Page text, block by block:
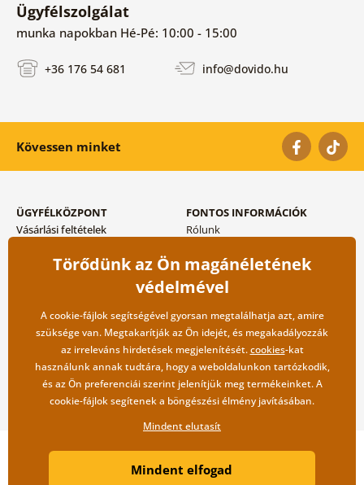
Ügyfélszolgálat
munka napokban Hé-Pé: 10:00 - 15:00
+36 176 54 681 info@dovido.hu
Kövessen minket
ÜGYFÉLKÖZPONT
Vásárlási feltételek
Szállítási és fizetési módok
FONTOS INFORMÁCIÓK
Rólunk
Blog
Kapcsolat
Nagykereskedelmi
együttműködés
Copyright ©2019 © Dovido.hu.
Litvanyi.sk| A webáruházat készítette
Törődünk az Ön magánéletének
védelmével
A cookie-fájlok segítségével gyorsan megtalálhatja azt, amire
szüksége van. Megtakarítják az Ön idejét, és megakadályozzák
az irreleváns hirdetések megjelenítését.cookies-kat
használunk annak tudtára, hogy a weboldalunkon tartózkodik,
és az Ön preferenciái szerint jelenítjük meg termékeinket. A
cookie-fájlok segítenek a böngészési élmény javításában.
Mindent elutasít
Mindent elfogad